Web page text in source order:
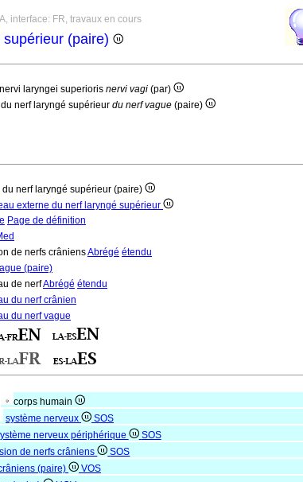
interface: FR, travaux en cours
(paire)
laryngei superioris nervi vagi (par)
nerf laryngé supérieur du nerf vague (paire)
nerf laryngé supérieur (paire)
externe du nerf laryngé supérieur
Page de définition
de nerfs crâniensAbrégé étendu
(paire)
de nerfAbrégé étendu
du nerf crânien
du nerf vague
corps humain
système nerveux
SOS
nerveux périphérique
SOS
de nerfs crâniens
SOS
(paire)
VOS